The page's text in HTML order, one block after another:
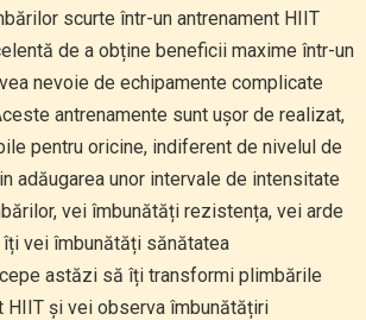
scurte într-un antrenament HIIT
de a obține beneficii maxime într-un
nevoie de echipamente complicate
antrenamente sunt ușor de realizat,
pentru oricine, indiferent de nivelul de
adăugarea unor intervale de intensitate
vei îmbunătăți rezistența, vei arde
vei îmbunătăți sănătatea
astăzi să îți transformi plimbările
HIIT și vei observa îmbunătățiri